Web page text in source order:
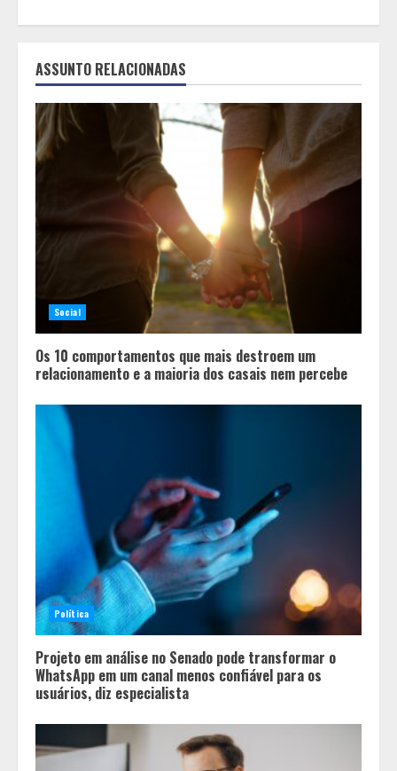
ASSUNTO RELACIONADAS
Social
Os 10 comportamentos que mais destroem um
relacionamento e a maioria dos casais nem percebe
Política
Projeto em análise no Senado pode transformar o
WhatsApp em um canal menos confiável para os
usuários, diz especialista